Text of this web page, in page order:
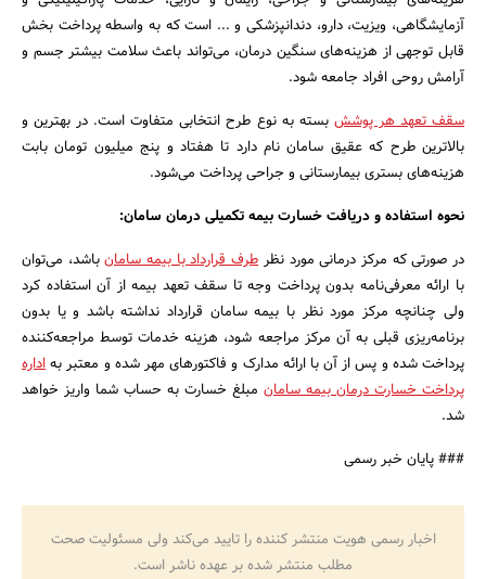
جستجو
آزمایشگاهی، ویزیت، دارو، دندانپزشکی و ... است که به واسطه پرداخت بخش
قابل توجهی از هزینه‌های سنگین درمان، می‌تواند باعث سلامت بیشتر جسم و
آرامش روحی افراد جامعه شود.
سقف تعهد هر پوشش بسته به نوع طرح انتخابی متفاوت است. در بهترین و
بالاترین طرح که عقیق سامان نام دارد تا هفتاد و پنج میلیون تومان بابت
هزینه‌های بستری بیمارستانی و جراحی پرداخت می‌شود.
نحوه استفاده و دریافت خسارت بیمه تکمیلی درمان سامان:
در صورتی که مرکز درمانی مورد نظرطرف قرارداد با بیمه سامانباشد، می‌توان
با ارائه معرفی‌نامه بدون پرداخت وجه تا سقف تعهد بیمه از آن استفاده کرد
ولی چنانچه مرکز مورد نظر با بیمه سامان قرارداد نداشته باشد و یا بدون
برنامه‌ریزی قبلی به آن مرکز مراجعه شود، هزینه خدمات توسط مراجعه‌کننده
پرداخت شده و پس از آن با ارائه مدارک و فاکتورهای مهر شده و معتبر بهاداره
پرداخت خسارت درمان بیمه سامان مبلغ خسارت به حساب شما واریز خواهد
شد.
### پایان خبر رسمی
اخبار رسمی هویت منتشر کننده را تایید می‌کند ولی مسئولیت صحت
مطلب منتشر شده بر عهده ناشر است.